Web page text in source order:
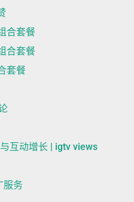
合套餐
合套餐
套餐
互动增长 | igtv views
服务